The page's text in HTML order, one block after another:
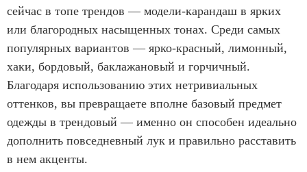
сейчас в топе трендов — модели-карандаш в ярких
или благородных насыщенных тонах. Среди самых
популярных вариантов — ярко-красный, лимонный,
хаки, бордовый, баклажановый и горчичный.
Благодаря использованию этих нетривиальных
оттенков, вы превращаете вполне базовый предмет
одежды в трендовый — именно он способен идеально
дополнить повседневный лук и правильно расставить
в нем акценты.